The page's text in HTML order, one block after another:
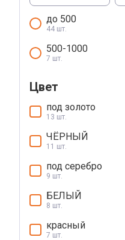
до 500
44 шт.
500-1000
7 шт.
Цвет
под золото
13 шт.
ЧЁРНЫЙ
11 шт.
под серебро
9 шт.
БЕЛЫЙ
8 шт.
красный
7 шт.